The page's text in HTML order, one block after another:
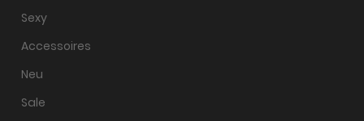
Sexy
Accessoires
Neu
Sale